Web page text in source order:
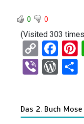
0 0
(Visited 303
C
o
py
n
F
a
ce
o
t
Vi W
Pr n
Das 2. Buch Mose